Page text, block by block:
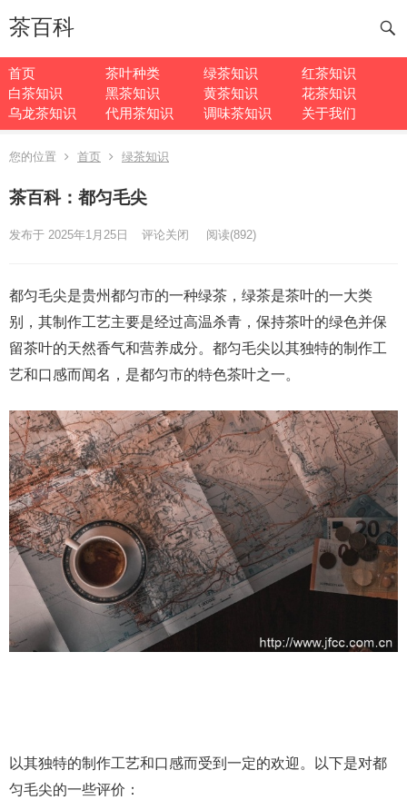
茶百科
首页 茶叶种类 绿茶知识
红茶知识
白茶知识
黑茶知识 黄茶知识
花茶知识
乌龙茶知识
代用茶知识 调味茶知识 关于我们
您的位置 首页 绿茶知识
茶百科：都匀毛尖
发布于 2025年1月25日 评论关闭 阅读(892)
都匀毛尖是贵州都匀市的一种绿茶，绿茶是茶叶的一大类
别，其制作工艺主要是经过高温杀青，保持茶叶的绿色并保
留茶叶的天然香气和营养成分。都匀毛尖以其独特的制作工
艺和口感而闻名，是都匀市的特色茶叶之一。
以其独特的制作工艺和口感而受到一定的欢迎。以下是对都
匀毛尖的一些评价：